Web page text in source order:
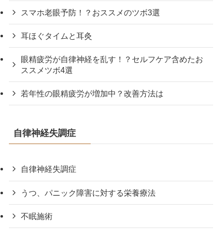
スマホ老眼予防！？おススメのツボ3選
耳ほぐタイムと耳灸
眼精疲労が自律神経を乱す！？セルフケア含めたお
ススメツボ4選
若年性の眼精疲労が増加中？改善方法は
自律神経失調症
自律神経失調症
うつ、パニック障害に対する栄養療法
不眠施術